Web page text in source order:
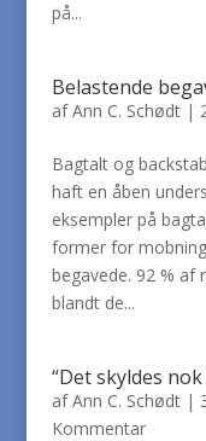
på...
Belastende
afAnn C. Schødt|
Bagtalt og
haft en åben
eksempler på
former for
begavede. 92 %
blandt de...
“Det skyldes
afAnn C. Schødt|
Kommentar